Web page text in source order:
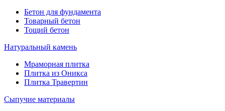
Бетон для фундамента
Товарный бетон
Тощий бетон
Натуральный камень
Мраморная плитка
Плитка из Оникса
Плитка Травертин
Сыпучие материалы